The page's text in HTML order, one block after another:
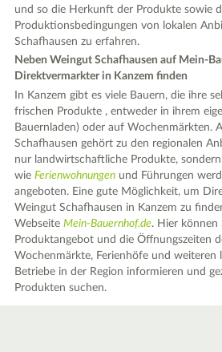
und so die Herkunft der Produkte sowie
Produktionsbedingungen von lokalen
Schafhausen zu erfahren.
Neben Weingut Schafhausen auf Mein-
Direktvermarkter in Kanzem finden
In Kanzem gibt es viele Bauern, die ihre
frischen Produkte , entweder in ihrem
Bauernladen) oder auf Wochenmärkten.
Schafhausen gehört zu den regionalen
nur landwirtschaftliche Produkte,
wieFerienwohnungen und Führungen
angeboten. Eine gute Möglichkeit, um
Weingut Schafhausen in Kanzem zu
WebseiteMein-Bauernhof.de. Hier können
Produktangebot und die Öffnungszeiten
Wochenmärkte, Ferienhöfe und weiteren
Betriebe in der Region informieren und
Produkten suchen.